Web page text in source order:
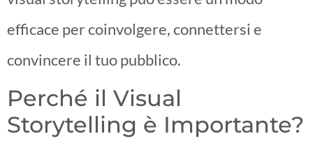
efficace per coinvolgere, connettersi e
convincere il tuo pubblico.
Perché il Visual
Storytelling è Importante?